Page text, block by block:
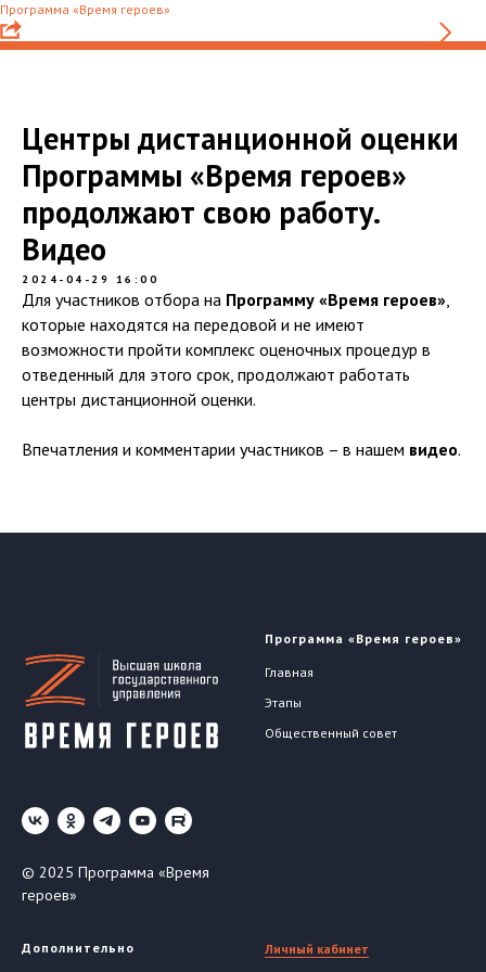
Программа «Время героев»
Центры дистанционной оценки
Программы «Время героев»
продолжают свою работу.
Видео
2024-04-29 16:00
Для участников отбора на Программу «Время героев»,
которые находятся на передовой и не имеют
возможности пройти комплекс оценочных процедур в
отведенный для этого срок, продолжают работать
центры дистанционной оценки.
Впечатления и комментарии участников – в нашем видео.
© 2025 Программа «Время
героев»
Программа «Время героев»
Главная
Этапы
Общественный совет
Дополнительно Личный кабинет